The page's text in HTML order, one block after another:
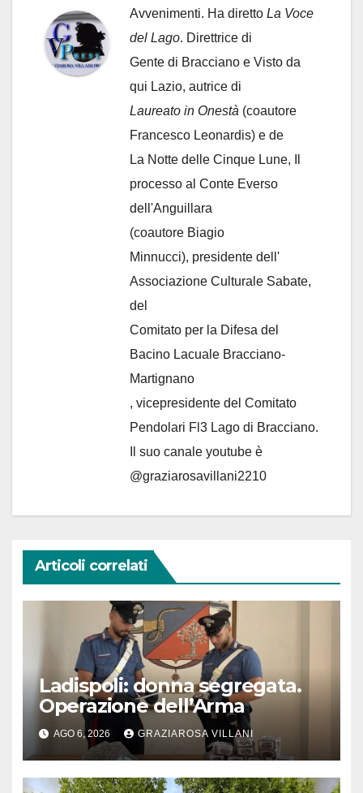
Avvenimenti. Ha diretto La Voce
del Lago. Direttrice di
Gente di Bracciano e Visto da
qui Lazio, autrice di
Laureato in Onestà (coautore
Francesco Leonardis) e de
La Notte delle Cinque Lune, Il
processo al Conte Everso
dell'Anguillara
(coautore Biagio
Minnucci), presidente dell'
Associazione Culturale Sabate,
del
Comitato per la Difesa del
Bacino Lacuale Bracciano-
Martignano
, vicepresidente del Comitato
Pendolari Fl3 Lago di Bracciano.
Il suo canale youtube è
@graziarosavillani2210
Articoli correlati
Ladispoli: donna segregata.
Operazione dell’Arma
AGO 6, 2026 GRAZIAROSA VILLANI